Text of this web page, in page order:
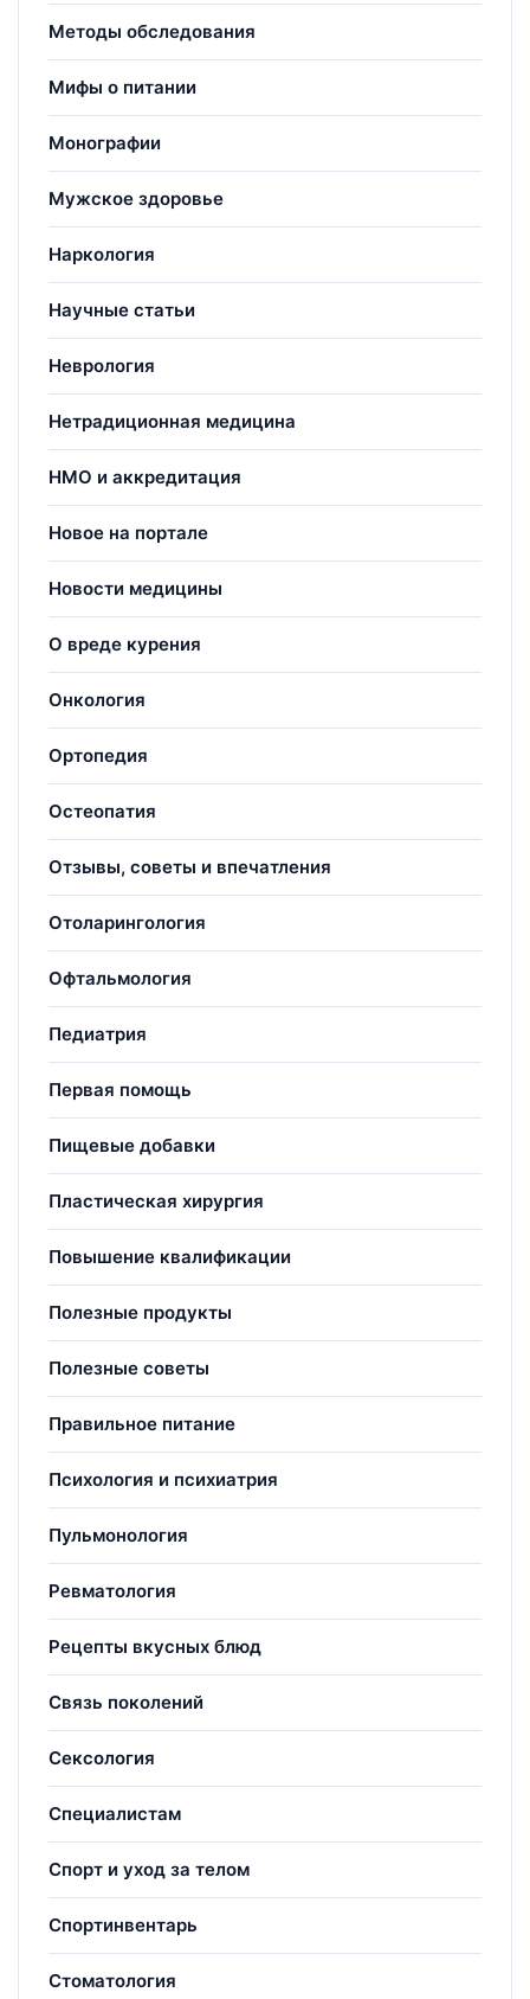
Методы обследования
Мифы о питании
Монографии
Мужское здоровье
Наркология
Научные статьи
Неврология
Нетрадиционная медицина
НМО и аккредитация
Новое на портале
Новости медицины
О вреде курения
Онкология
Ортопедия
Остеопатия
Отзывы, советы и впечатления
Отоларингология
Офтальмология
Педиатрия
Первая помощь
Пищевые добавки
Пластическая хирургия
Повышение квалификации
Полезные продукты
Полезные советы
Правильное питание
Психология и психиатрия
Пульмонология
Ревматология
Рецепты вкусных блюд
Связь поколений
Сексология
Специалистам
Спорт и уход за телом
Спортинвентарь
Стоматология